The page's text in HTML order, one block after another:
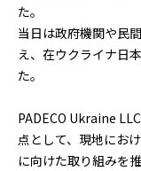
た。
当日は政府機関や民
え、在ウクライナ日
た。
PADECO Ukraine
点として、現地にお
に向けた取り組みを